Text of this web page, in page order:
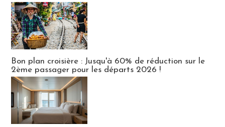
Bon plan croisière : Jusqu'à 60% de réduction sur le
2ème passager pour les départs 2026 !